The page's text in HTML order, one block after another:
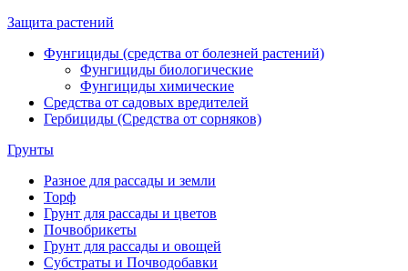
Защита растений
Фунгициды (средства от болезней растений)
Фунгициды биологические
Фунгициды химические
Средства от садовых вредителей
Гербициды (Средства от сорняков)
Грунты
Разное для рассады и земли
Торф
Грунт для рассады и цветов
Почвобрикеты
Грунт для рассады и овощей
Субстраты и Почводобавки